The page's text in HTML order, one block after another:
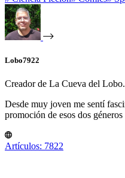
Lobo7922
Creador de La Cueva del Lobo.
Desde muy joven me sentí
promoción de esos dos
Artículos: 7822